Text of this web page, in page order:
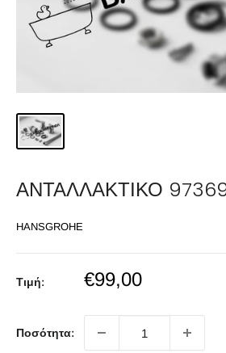
ΑΝΤΑΛΛΑΚΤΙΚΟ
HANSGROHE
Τιμή:
Sale
€99,00
Ποσότητα: